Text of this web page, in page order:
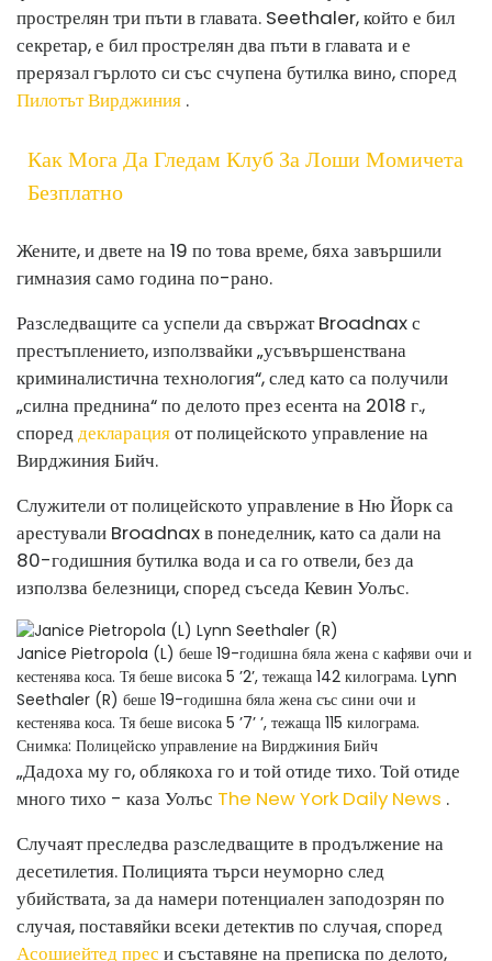
прострелян три пъти в главата. Seethaler, който е бил
секретар, е бил прострелян два пъти в главата и е
прерязал гърлото си със счупена бутилка вино, според
Пилотът Вирджиния .
Как Мога Да Гледам Клуб За Лоши Момичета
Безплатно
Жените, и двете на 19 по това време, бяха завършили
гимназия само година по-рано.
Разследващите са успели да свържат Broadnax с
престъплението, използвайки „усъвършенствана
криминалистична технология“, след като са получили
„силна преднина“ по делото през есента на 2018 г.,
спореддекларацияот полицейското управление на
Вирджиния Бийч.
Служители от полицейското управление в Ню Йорк са
арестували Broadnax в понеделник, като са дали на
80-годишния бутилка вода и са го отвели, без да
използва белезници, според съседа Кевин Уолъс.
Janice Pietropola (L) беше 19-годишна бяла жена с кафяви очи и
кестенява коса. Тя беше висока 5 ’2’, тежаща 142 килограма. Lynn
Seethaler (R) беше 19-годишна бяла жена със сини очи и
кестенява коса. Тя беше висока 5 ’7’ ’, тежаща 115 килограма.
Снимка: Полицейско управление на Вирджиния Бийч
„Дадоха му го, облякоха го и той отиде тихо. Той отиде
много тихо - каза Уолъс The New York Daily News .
Случаят преследва разследващите в продължение на
десетилетия. Полицията търси неуморно след
убийствата, за да намери потенциален заподозрян по
случая, поставяйки всеки детектив по случая, според
Асошиейтед прес и съставяне на преписка по делото,